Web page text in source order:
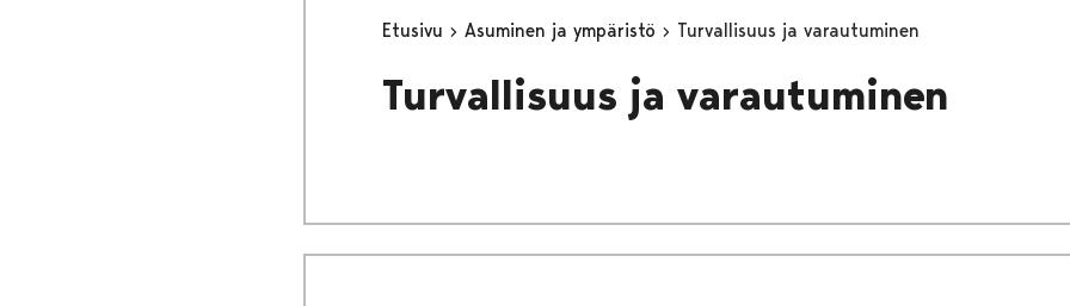
Etusivu Asuminen ja ympäristö Turvallisuus ja varautuminen
Turvallisuus ja varautuminen